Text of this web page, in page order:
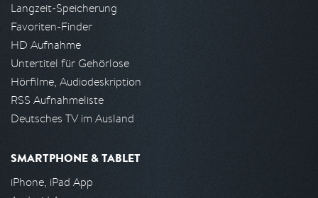
Langzeit-Speicherung
Favoriten-Finder
HD Aufnahme
Untertitel für Gehörlose
Hörfilme, Audiodeskription
RSS Aufnahmeliste
Deutsches TV im Ausland
SMARTPHONE & TABLET
iPhone, iPad App